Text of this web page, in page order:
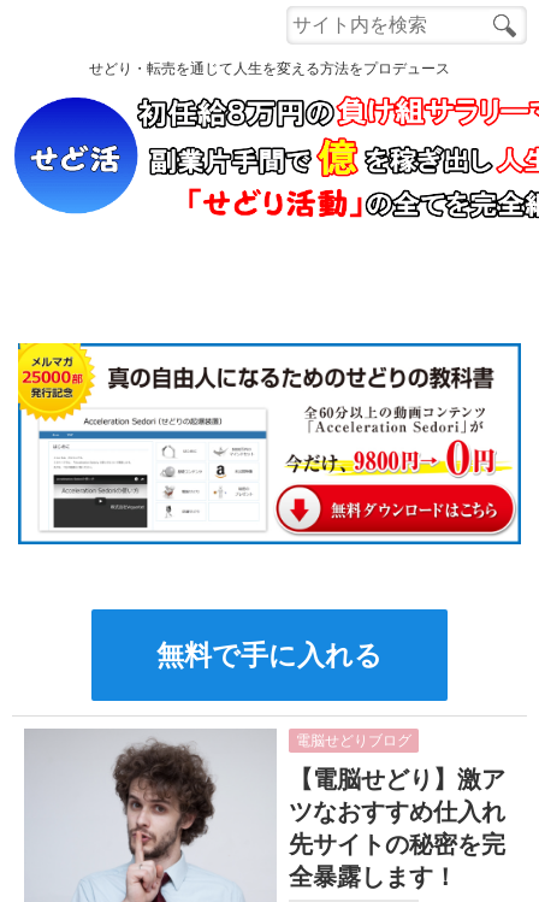
もくじ
電脳せどり講座
Q&A
Close
せどり・転売を通じて人生を変える方法をプロデュース
無料で手に入れる
電脳せどりブログ
【電脳せどり】激ア
ツなおすすめ仕入れ
先サイトの秘密を完
全暴露します！